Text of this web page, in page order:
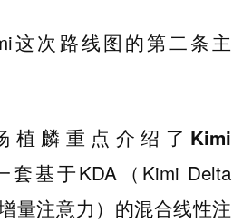
这次路线图的第二条主
植麟重点介绍了 Kimi
套基于KDA（Kimi Delta
量注意力）的混合线性注